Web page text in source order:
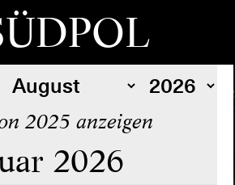
2025 anzeigen
2026